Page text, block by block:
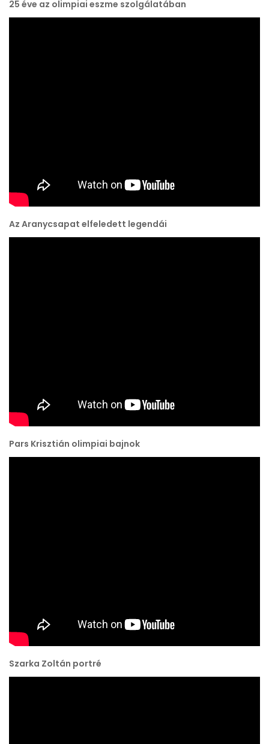
25 éve az olimpiai eszme szolgálatában
Az Aranycsapat elfeledett legendái
Pars Krisztián olimpiai bajnok
Szarka Zoltán portré